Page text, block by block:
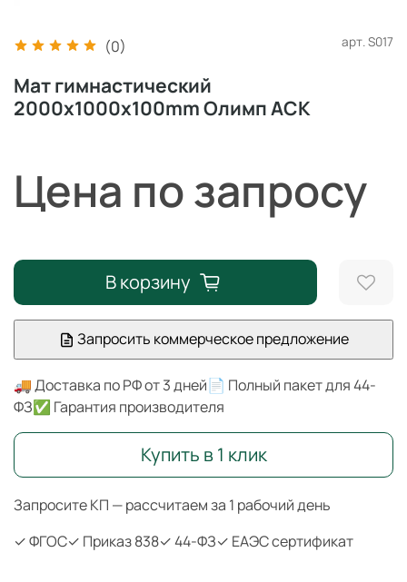
(0) арт. S017
Мат гимнастический
2000x1000x100mm Олимп АСК
Цена по запросу
Запросите КП — рассчитаем за 1 рабочий день
✓ ФГОС✓ Приказ 838✓ 44-ФЗ✓ ЕАЭС сертификат
В корзину
Запросить коммерческое предложение
🚚 Доставка по РФ от 3 дней📄 Полный пакет для 44-
ФЗ✅ Гарантия производителя
Купить в 1 клик